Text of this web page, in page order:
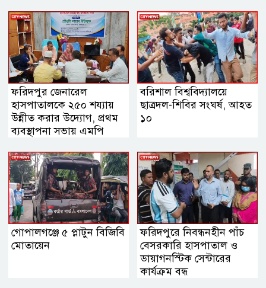
ফরিদপুর জেনারেল
হাসপাতালকে ২৫০ শয্যায়
উন্নীত করার উদ্যোগ, প্রথম
ব্যবস্থাপনা সভায় এমপি
বরিশাল বিশ্ববিদ্যালয়ে
ছাত্রদল-শিবির সংঘর্ষ, আহত
১০
গোপালগঞ্জে ৫ প্লাটুন বিজিবি
মোতায়েন
ফরিদপুরে নিবন্ধনহীন পাঁচ
বেসরকারি হাসপাতাল ও
ডায়াগনস্টিক সেন্টারের
কার্যক্রম বন্ধ